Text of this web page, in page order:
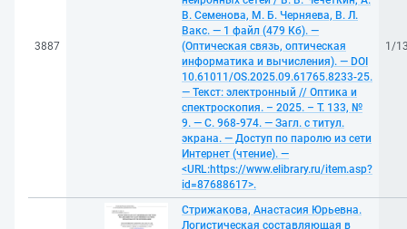
3887
В. Семенова, М. Б. Черняева, В. Л.
Вакс. — 1 файл (479 Кб). —
(Оптическая связь, оптическая
информатика и вычисления). — DOI
10.61011/OS.2025.09.61765.8233-25.
— Текст: электронный // Оптика и
спектроскопия. – 2025. – Т. 133, №
9. — С. 968-974. — Загл. с титул.
экрана. — Доступ по паролю из сети
Интернет (чтение). —
<URL:https://www.elibrary.ru/item.asp?
id=87688617>.
1/
Стрижакова, Анастасия Юрьевна.
Логистическая составляющая в